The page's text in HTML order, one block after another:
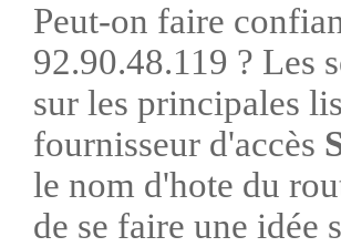
Peut-on faire
92.90.48.119 ? Les
sur les principales
fournisseur d'accès
le nom d'hote du
de se faire une idée